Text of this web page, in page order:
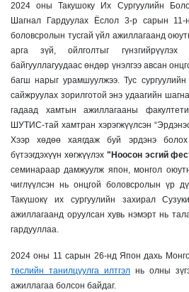
2024 оны Такушоку Их Сургуулийн
Шагнал Гардуулах Ёслол 3-р сарын 11-
боловсролын тусгай үйл ажиллагаанд
арга зүй, ойлголтыг
байгууллагуудаас өндөр үнэлгээ авсан
багш нарыг урамшуулжээ. Тус
сайжруулах зорилготой энэ удаагийн
гадаад хамтын ажиллагааны
ШУТИС-тай хамтран хэрэгжүүлсэн
Хээр хөдөө хаягдаж буй эрдэнэ
бүтээгдэхүүн хөгжүүлэх "Ноосон эсгий
семинараар дамжуулж япон, монгол
чиглүүлсэн нь онцгой боловсролын үр
Такүшокү их сургуулийн захирал
ажиллагаанд оруулсан хувь нэмэрт нь
гардууллаа.
2024 оны 11 сарын 26-нд Япон дахь
төслийн танилцуулга илтгэл нь олны
ажиллагаа болсон байдаг.